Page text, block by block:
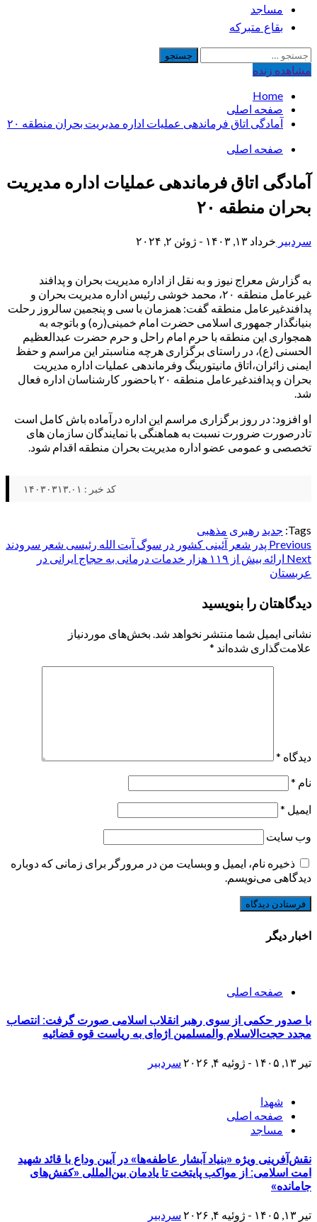
مساجد
بقاع متبرکه
جستجو
برای:
مشاهده‌ زنده
Home
صفحه اصلی
آمادگی اتاق فرماندهی عملیات اداره مدیریت بحران منطقه ۲۰
صفحه اصلی
آمادگی اتاق فرماندهی عملیات اداره مدیریت
بحران منطقه ۲۰
سردبیر خرداد ۱۳, ۱۴۰۳ - ژوئن ۲, ۲۰۲۴
به گزارش معراج نیوز و به نقل از اداره مدیریت بحران و پدافند
غیرعامل منطقه ۲۰، محمد خوشی رئیس اداره مدیریت بحران و
پدافندغیرعامل منطقه گفت: همزمان با سی و پنجمین سالروز رحلت
بنیانگذار جمهوری اسلامی حضرت امام خمینی(ره) و باتوجه به
همجواری این منطقه با حرم امام راحل و حرم حضرت عبدالعظیم
الحسنی (ع)، در راستای برگزاری هرچه مناسبتر این مراسم و حفظ
ایمنی زائران،اتاق مانیتورینگ وفرماندهی عملیات اداره مدیریت
بحران و پدافندغیرعامل منطقه ۲۰ باحضور کارشناسان اداره فعال
شد.
او افزود: در روز برگزاری مراسم این اداره درآماده باش کامل است
تادرصورت ضرورت نسبت به هماهنگی با نمایندگان سازمان های
تخصصی و عمومی عضو اداره مدیریت بحران منطقه اقدام شود.
کد خبر : ۱۴۰۳۰۳۱۳.۰۱
Tags: جدید رهبری مذهبی
Post
navigation
Previous پدر شعر آئینی کشور در سوگ آیت الله رئیسی شعر سرودند
Next
ارائه بیش از ۱۱۹ هزار خدمات درمانی به حجاج ایرانی در
عربستان
دیدگاهتان را بنویسید
نشانی ایمیل شما منتشر نخواهد شد. بخش‌های موردنیاز
علامت‌گذاری شده‌اند *
دیدگاه *
نام *
ایمیل *
وب‌ سایت
ذخیره نام، ایمیل و وبسایت من در مرورگر برای زمانی که دوباره
دیدگاهی می‌نویسم.
اخبار دیگر
صفحه اصلی
با صدور حکمی از سوی رهبر انقلاب اسلامی صورت گرفت: انتصاب
مجدد حجت‌الاسلام والمسلمین اژه‌ای به ریاست قوه قضائیه
تیر ۱۳, ۱۴۰۵ - ژوئیه ۴, ۲۰۲۶ سردبیر
شهدا
صفحه اصلی
مساجد
نقش‌آفرینی ویژه «بنیاد آبشار عاطفه‌ها» در آیین وداع با قائد شهید
امت اسلامی: از مواکب پایتخت تا یادمان بین‌المللی «کفش‌های
جامانده»
تیر ۱۳, ۱۴۰۵ - ژوئیه ۴, ۲۰۲۶ سردبیر